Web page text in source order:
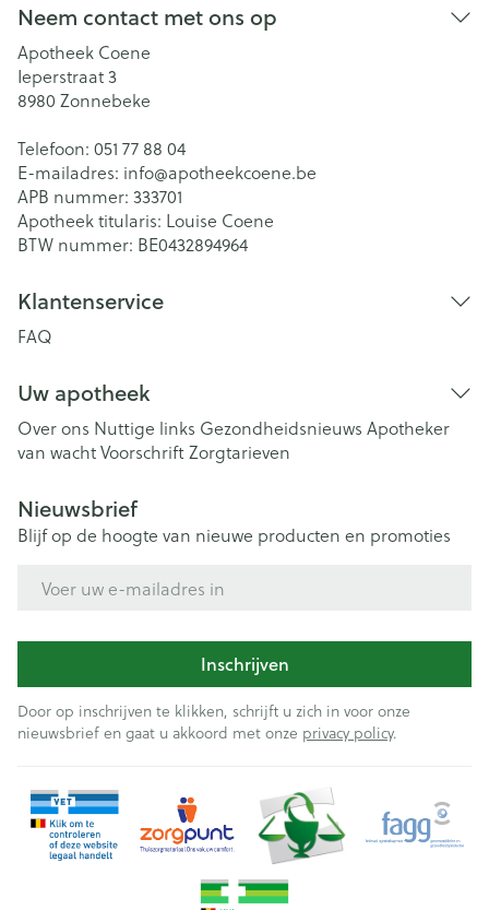
Neem contact met ons op
Apotheek Coene
Ieperstraat 3
8980 Zonnebeke
Telefoon: 051 77 88 04
E-mailadres: info@apotheekcoene.be
APB nummer: 333701
Apotheek titularis: Louise Coene
BTW nummer: BE0432894964
Klantenservice
FAQ
Uw apotheek
Over ons Nuttige links Gezondheidsnieuws Apotheker
van wachtVoorschriftZorgtarieven
Nieuwsbrief
Blijf op de hoogte van nieuwe producten en promoties
Inschrijven
Door op inschrijven te klikken, schrijft u zich in voor onze
nieuwsbrief en gaat u akkoord met onze privacy policy.